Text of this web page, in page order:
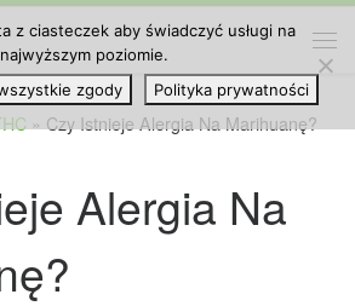
» Czy Istnieje Alergia Na Marihuanę?
Alergia Na
z ciasteczek aby świadczyć usługi na
najwyższym poziomie.
zgody Polityka prywatności